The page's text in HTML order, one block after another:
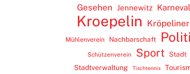
Gesehen Jennewitz Karneval
Kroepelin Kröpeliner
Mühlenverein Nachbarschaft
Schützenverein Sport Stadt
Stadtverwaltung Tischtennis